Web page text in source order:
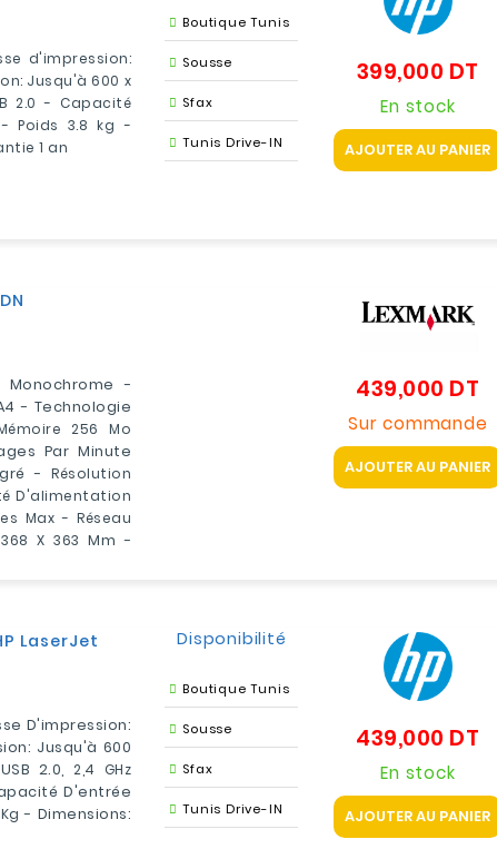
d'impression:
Jusqu'à 600 x
2.0 - Capacité
-Poids 3.8 kg -
1 an
Boutique Tunis
Sousse
Sfax
Tunis Drive-IN
399,000 DT
En stock
AJOUTER AU PANIER
Monochrome -
- Technologie
256 Mo
Par Minute
- Résolution
D'alimentation
Max - Réseau
X 363 Mm -
439,000 DT
Sur commande
AJOUTER AU PANIER
LaserJet
D'impression:
Jusqu'à 600
2.0,2,4 GHz
D'entrée
- Dimensions:
Disponibilité
Boutique Tunis
Sousse
Sfax
Tunis Drive-IN
439,000 DT
En stock
AJOUTER AU PANIER